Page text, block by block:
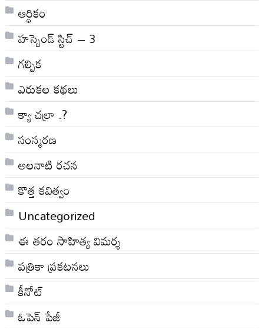
ఆర్ధికం
హస్బెండ్ స్టిచ్ – 3
గల్పిక
ఎరుకల కథలు
క్యా చల్రా .?
సంస్మరణ
అలనాటి రచన
కొత్త కవిత్వం
Uncategorized
ఈ తరం సాహిత్య విమర్శ
పత్రికా ప్రకటనలు
కీనోట్
ఓపెన్ పేజీ